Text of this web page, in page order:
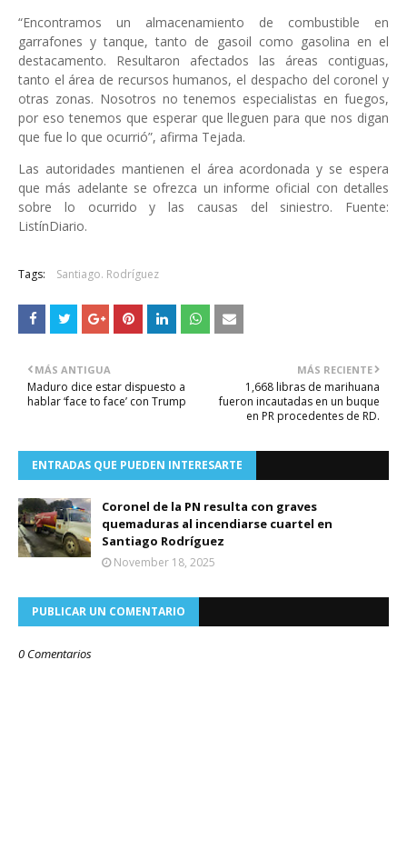
“Encontramos un almacenamiento de combustible en
garrafones y tanque, tanto de gasoil como gasolina en el
destacamento. Resultaron afectados las áreas contiguas,
tanto el área de recursos humanos, el despacho del coronel y
otras zonas. Nosotros no tenemos especialistas en fuegos,
por eso tenemos que esperar que lleguen para que nos digan
que fue lo que ocurrió”, afirma Tejada.
Las autoridades mantienen el área acordonada y se espera
que más adelante se ofrezca un informe oficial con detalles
sobre lo ocurrido y las causas del siniestro. Fuente:
ListínDiario.
Tags: Santiago. Rodríguez
MÁS RECIENTE
1,668 libras de marihuana
fueron incautadas en un buque
en PR procedentes de RD.
MÁS ANTIGUA
Maduro dice estar dispuesto a
hablar ‘face to face’ con Trump
ENTRADAS QUE PUEDEN INTERESARTE
Coronel de la PN resulta con graves
quemaduras al incendiarse cuartel en
Santiago Rodríguez
November 18, 2025
PUBLICAR UN COMENTARIO
0 Comentarios